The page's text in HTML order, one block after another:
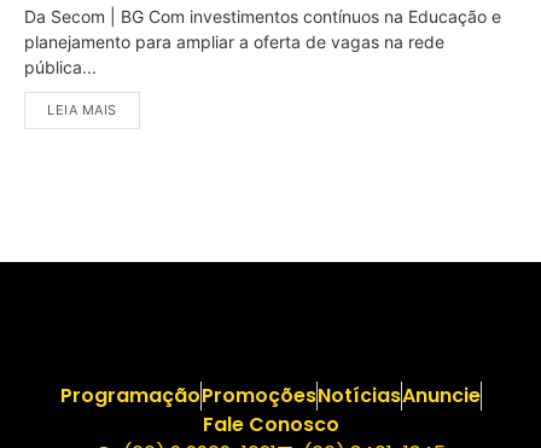
Da Secom | BG Com investimentos contínuos na Educação e
planejamento para ampliar a oferta de vagas na rede
pública...
LEIA MAIS
ProgramaçãoPromoçõesNotíciasAnuncie
Fale Conosco